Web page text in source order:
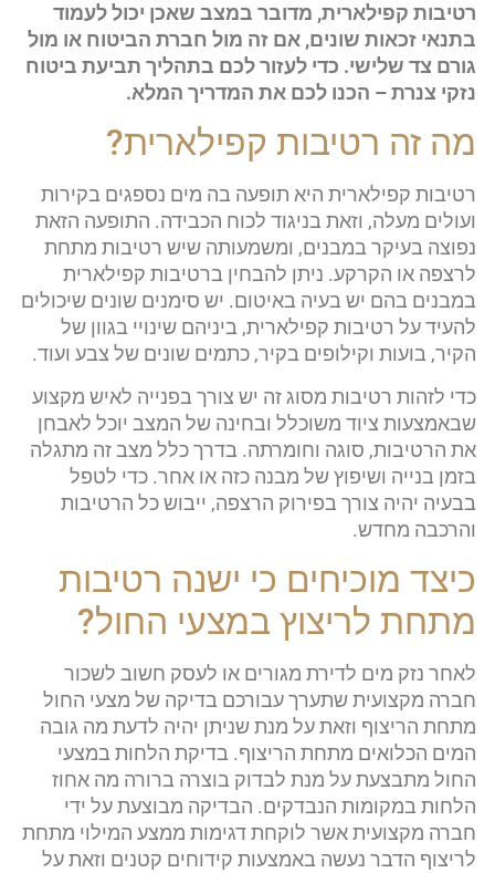
רטיבות קפילארית, מדובר במצב שאכן יכול לעמוד
בתנאי זכאות שונים, אם זה מול חברת הביטוח או מול
גורם צד שלישי. כדי לעזור לכם בתהליך תביעת ביטוח
נזקי צנרת – הכנו לכם את המדריך המלא.
מה זה רטיבות קפילארית?
רטיבות קפילארית היא תופעה בה מים נספגים בקירות
ועולים מעלה, וזאת בניגוד לכוח הכבידה. התופעה הזאת
נפוצה בעיקר במבנים, ומשמעותה שיש רטיבות מתחת
לרצפה או הקרקע. ניתן להבחין ברטיבות קפילארית
במבנים בהם יש בעיה באיטום. יש סימנים שונים שיכולים
להעיד על רטיבות קפילארית, ביניהם שינויי בגוון של
הקיר, בועות וקילופים בקיר, כתמים שונים של צבע ועוד.
כדי לזהות רטיבות מסוג זה יש צורך בפנייה לאיש מקצוע
שבאמצעות ציוד משוכלל ובחינה של המצב יוכל לאבחן
את הרטיבות, סוגה וחומרתה. בדרך כלל מצב זה מתגלה
בזמן בנייה ושיפוץ של מבנה כזה או אחר. כדי לטפל
בבעיה יהיה צורך בפירוק הרצפה, ייבוש כל הרטיבות
והרכבה מחדש.
כיצד מוכיחים כי ישנה רטיבות
מתחת לריצוץ במצעי החול?
לאחר נזק מים לדירת מגורים או לעסק חשוב לשכור
חברה מקצועית שתערך עבורכם בדיקה של מצעי החול
מתחת הריצוף וזאת על מנת שניתן יהיה לדעת מה גובה
המים הכלואים מתחת הריצוף. בדיקת הלחות במצעי
החול מתבצעת על מנת לבדוק בוצרה ברורה מה אחוז
הלחות במקומות הנבדקים. הבדיקה מבוצעת על ידי
חברה מקצועית אשר לוקחת דגימות ממצע המילוי מתחת
לריצוף הדבר נעשה באמצעות קידוחים קטנים וזאת על